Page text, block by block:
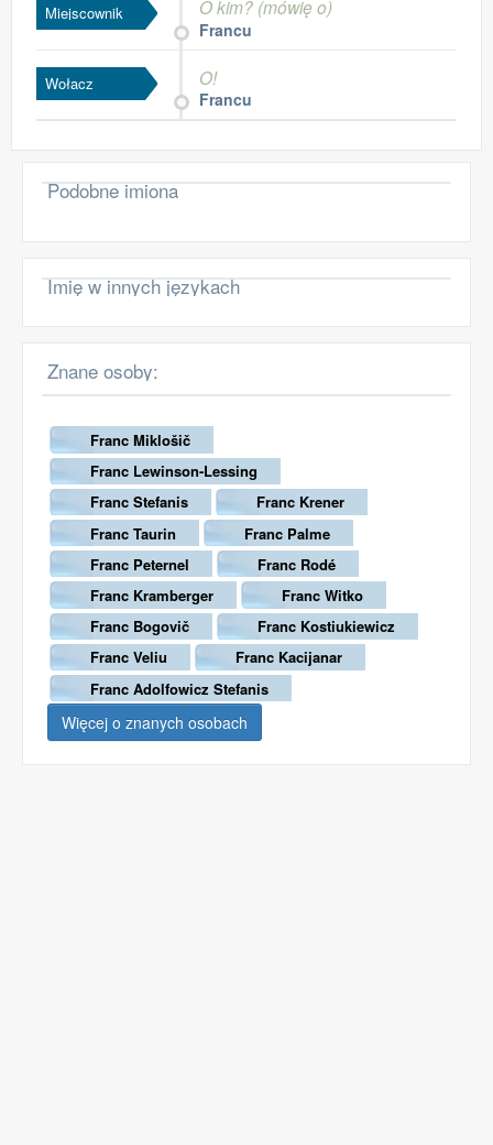
Miejscownik O kim? (mówię o)
Francu
Wołacz O!
Francu
Podobne imiona
Imię w innych językach
Znane osoby:
Franc Miklošič
Franc Lewinson-Lessing
Franc Stefanis
Franc Krener
Franc Taurin
Franc Palme
Franc Peternel
Franc Rodé
Franc Kramberger
Franc Witko
Franc Bogovič
Franc Kostiukiewicz
Franc Veliu
Franc Kacijanar
Franc Adolfowicz Stefanis
Więcej o znanych osobach